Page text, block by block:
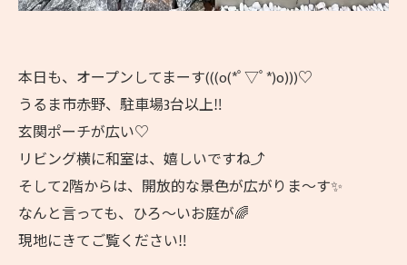
本日も、オープンしてまーす(((o(*ﾟ▽ﾟ*)o)))♡
うるま市赤野、駐車場3台以上‼️
玄関ポーチが広い♡
リビング横に和室は、嬉しいですね⤴️
そして2階からは、開放的な景色が広がりま〜す✨
なんと言っても、ひろ〜いお庭が🌈
現地にきてご覧ください‼️